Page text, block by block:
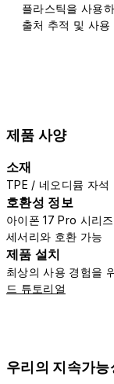
플라스틱을 사용
출처 추적 및 사
제품 사양
소재
TPE / 네오디뮴 자석
호환성 정보
아이폰 17 Pro 시리
세서리와 호환 가능
제품 설치
최상의 사용 경험을
드 튜토리얼
우리의 지속가능